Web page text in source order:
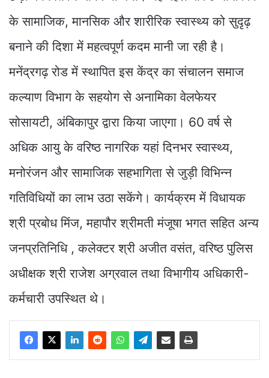
के सामाजिक, मानसिक और शारीरिक स्वास्थ्य को सुदृढ़
बनाने की दिशा में महत्वपूर्ण कदम मानी जा रही है।
मनेंद्रगढ़ रोड में स्थापित इस केंद्र का संचालन समाज
कल्याण विभाग के सहयोग से अनामिका वेलफेयर
सोसायटी, अंबिकापुर द्वारा किया जाएगा। 60 वर्ष से
अधिक आयु के वरिष्ठ नागरिक यहां दिनभर स्वास्थ्य,
मनोरंजन और सामाजिक सहभागिता से जुड़ी विभिन्न
गतिविधियों का लाभ उठा सकेंगे। कार्यक्रम में विधायक
श्री प्रबोध मिंज, महापौर श्रीमती मंजूषा भगत सहित अन्य
जनप्रतिनिधि , कलेक्टर श्री अजीत वसंत, वरिष्ठ पुलिस
अधीक्षक श्री राजेश अग्रवाल तथा विभागीय अधिकारी-
कर्मचारी उपस्थित थे।